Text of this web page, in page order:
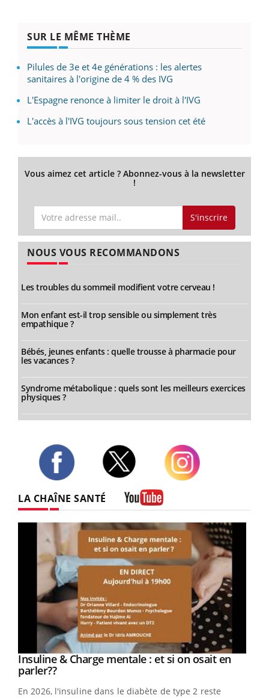
SUR LE MÊME THÈME
Pilules de 3e et 4e générations : les alertes
sanitaires à l'origine de 4 % des IVG
L'Espagne renonce à limiter le droit à l'IVG
L'accès à l'IVG toujours sous tension cet été
Vous aimez cet article ? Abonnez-vous à la newsletter
!
S'inscrire
NOUS VOUS RECOMMANDONS
Les troubles du sommeil modifient votre cerveau !
Mon enfant est-il trop sensible ou simplement très
empathique ?
Bébés, jeunes enfants : quelle trousse à pharmacie pour
les vacances ?
Syndrome métabolique : quels sont les meilleurs exercices
physiques ?
LA CHAÎNE SANTÉ
Youtube
Insuline & Charge mentale : et si on osait en
parler??Youtube
En 2026, l'insuline dans le diabète de type 2 reste